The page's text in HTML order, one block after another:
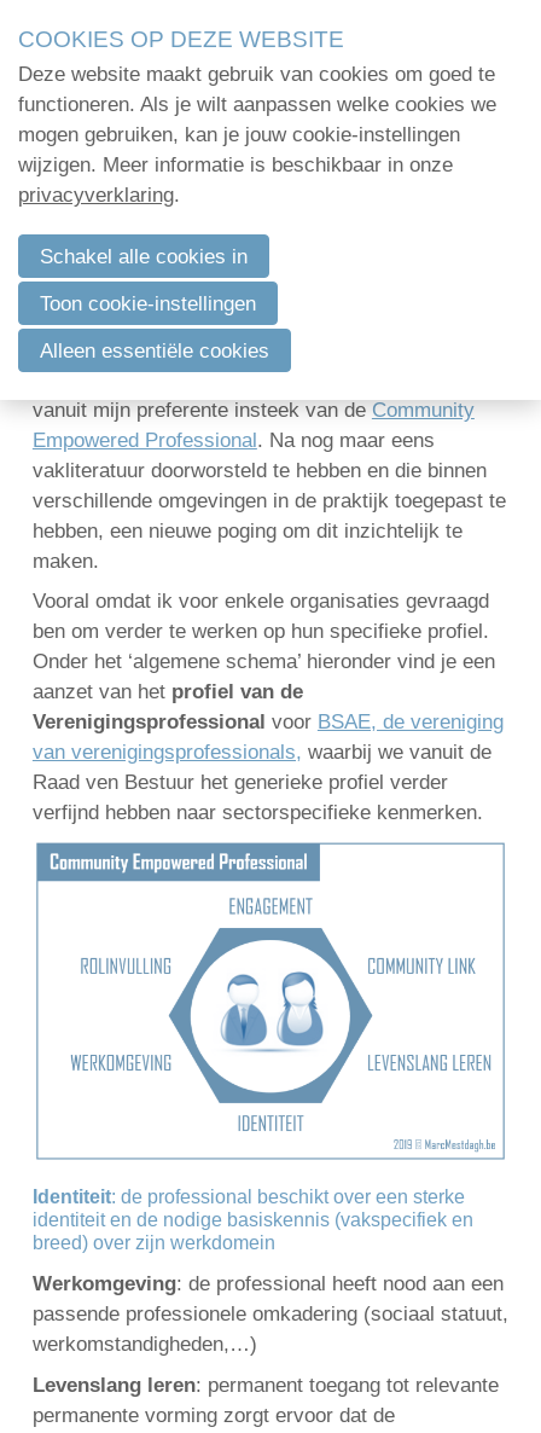
links
Jump
to
navigation
Jump
main
content
Menu
Community Empowered Professional –
de Verenigingsprofessional
3 september 2019 om 11:28
Het blijft een uitdaging om een scherp beeld te
krijgen van de moderne professional (kenniswerker,
zowel als werknemer of als zelfstandige), vooral
vanuit mijn preferente insteek van de Community
Empowered Professional. Na nog maar eens
vakliteratuur doorworsteld te hebben en die binnen
verschillende omgevingen in de praktijk toegepast te
hebben, een nieuwe poging om dit inzichtelijk te
maken.
Vooral omdat ik voor enkele organisaties gevraagd
ben om verder te werken op hun specifieke profiel.
Onder het ‘algemene schema’ hieronder vind je een
aanzet van het profiel van de
Verenigingsprofessional voor BSAE, de vereniging
van verenigingsprofessionals, waarbij we vanuit de
Raad ven Bestuur het generieke profiel verder
verfijnd hebben naar sectorspecifieke kenmerken.
Identiteit: de professional beschikt over een sterke
identiteit en de nodige basiskennis (vakspecifiek en
breed) over zijn werkdomein
Werkomgeving: de professional heeft nood aan een
passende professionele omkadering (sociaal statuut,
werkomstandigheden,…)
Levenslang leren: permanent toegang tot relevante
permanente vorming zorgt ervoor dat de
Home
Administratie
Communicatie
Verenigingsadvies
Mijn deelnamecertificaten
Dag van de
bodemdeskundige
Log in
English
Français
Nederlands
COOKIES OP DEZE WEBSITE
Deze website maakt gebruik van cookies om goed te
functioneren. Als je wilt aanpassen welke cookies we
mogen gebruiken, kan je jouw cookie-instellingen
wijzigen. Meer informatie is beschikbaar in onze
privacyverklaring.
Schakel alle cookies in
Toon cookie-instellingen
Alleen essentiële cookies